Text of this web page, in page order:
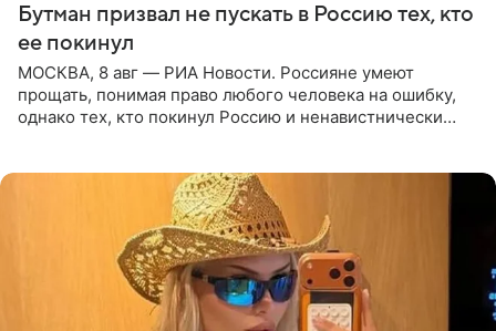
Бутман призвал не пускать в Россию тех, кто
ее покинул
МОСКВА, 8 авг — РИА Новости. Россияне умеют
прощать, понимая право любого человека на ошибку,
однако тех, кто покинул Россию и ненавистнически